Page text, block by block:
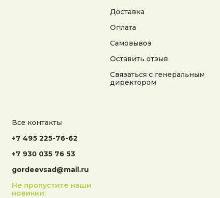
Доставка
Оплата
Самовывоз
Оставить отзыв
Связаться с генеральным
директором
Все контакты
+7 495 225-76-62
+7 930 035 76 53
gordeevsad@mail.ru
Не пропустите наши
новинки: